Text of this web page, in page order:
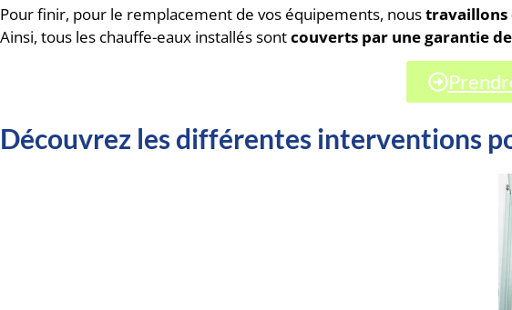
Pour finir, pour le remplacement de vos équipements, noustravaillons
Ainsi, tous les chauffe-eaux installés sontcouverts par une garantie
Découvrez les différentes interventions